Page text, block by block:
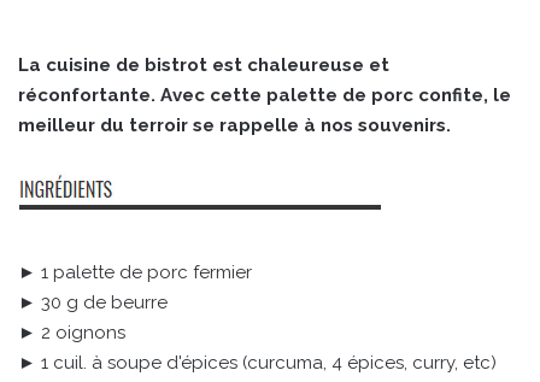
La cuisine de bistrot est chaleureuse et
réconfortante. Avec cette palette de porc confite, le
meilleur du terroir se rappelle à nos souvenirs.
► 1 palette de porc fermier
► 30 g de beurre
► 2 oignons
► 1 cuil. à soupe d'épices (curcuma, 4 épices, curry, etc)